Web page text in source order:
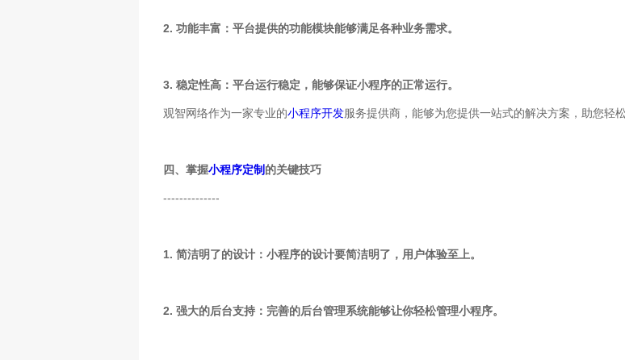
2. 功能丰富：平台提供的功能模块能够满足各种业务需求。
3. 稳定性高：平台运行稳定，能够保证小程序的正常运行。
观智网络作为一家专业的小程序开发服务提供商，能够为您提供一站式的解决方案，助您轻
四、掌握小程序定制 的关键技巧
--------------
1. 简洁明了的设计：小程序的设计要简洁明了，用户体验至上。
2. 强大的后台支持：完善的后台管理系统能够让你轻松管理小程序。